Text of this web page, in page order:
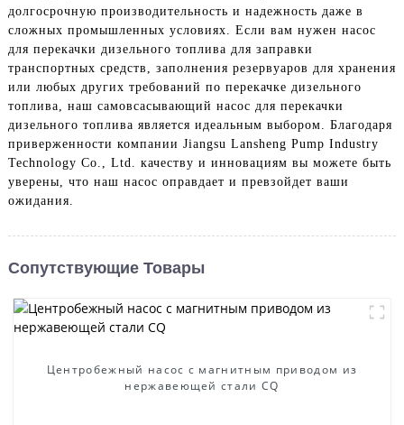
долгосрочную производительность и надежность даже в
сложных промышленных условиях. Если вам нужен насос
для перекачки дизельного топлива для заправки
транспортных средств, заполнения резервуаров для хранения
или любых других требований по перекачке дизельного
топлива, наш самовсасывающий насос для перекачки
дизельного топлива является идеальным выбором. Благодаря
приверженности компании Jiangsu Lansheng Pump Industry
Technology Co., Ltd. качеству и инновациям вы можете быть
уверены, что наш насос оправдает и превзойдет ваши
ожидания.
Сопутствующие Товары
Центробежный насос с магнитным приводом из
нержавеющей стали CQ